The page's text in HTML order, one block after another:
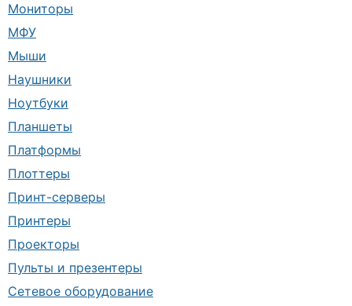
Мониторы
МФУ
Мыши
Наушники
Ноутбуки
Планшеты
Платформы
Плоттеры
Принт-серверы
Принтеры
Проекторы
Пульты и презентеры
Сетевое оборудование